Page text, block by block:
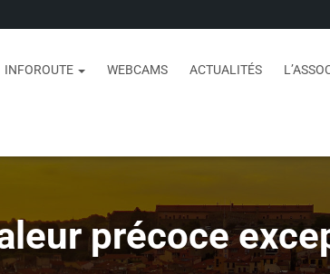
INFOROUTE WEBCAMS ACTUALITÉS
précoce